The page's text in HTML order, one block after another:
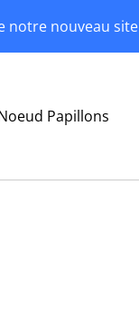
notre nouveau site
Papillons